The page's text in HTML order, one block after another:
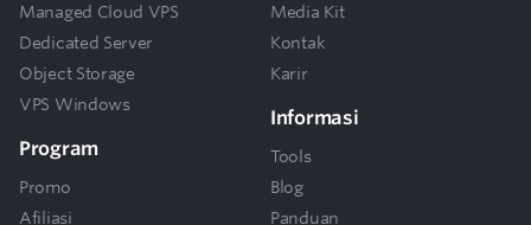
Managed Cloud VPS
Dedicated Server
Object Storage
VPS Windows
Program
Promo
Afiliasi
Media Kit
Kontak
Karir
Informasi
Tools
Blog
Panduan